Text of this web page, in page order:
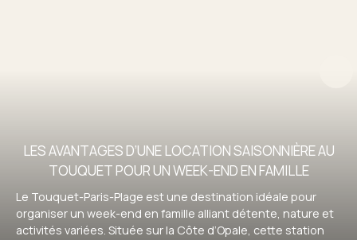
LES AVANTAGES D’UNE LOCATION SAISONNIÈRE AU
TOUQUET POUR UN WEEK-END EN FAMILLE
Le Touquet-Paris-Plage est une destination idéale pour
organiser un week-end en famille alliant détente, nature et
activités variées. Située sur la Côte d’Opale, cette station